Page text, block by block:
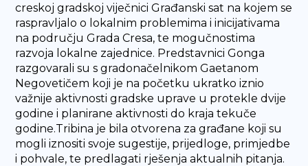
creskoj gradskoj viječnici Građanski sat na kojem se
raspravljalo o lokalnim problemima i inicijativama
na području Grada Cresa, te mogučnostima
razvoja lokalne zajednice. Predstavnici Gonga
razgovarali su s gradonačelnikom Gaetanom
Negovetičem koji je na početku ukratko iznio
važnije aktivnosti gradske uprave u protekle dvije
godine i planirane aktivnosti do kraja tekuče
godine.Tribina je bila otvorena za građane koji su
mogli iznositi svoje sugestije, prijedloge, primjedbe
i pohvale, te predlagati rješenja aktualnih pitanja.